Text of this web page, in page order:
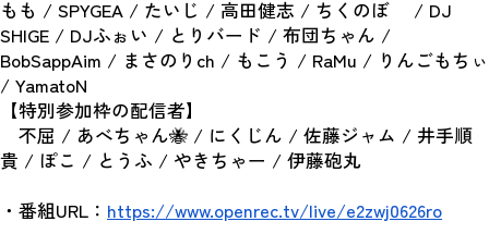
もも / SPYGEA / たいじ / 高田健志 / ちくのぼ 　/ DJ
SHIGE / DJふぉい / とりバード / 布団ちゃん /
BobSappAim / まさのりch / もこう / RaMu / りんごもちぃ
/ YamatoN
【特別参加枠の配信者】
不屈 / あべちゃん🐝 / にくじん / 佐藤ジャム / 井手順
貴 / ぽこ / とうふ / やきちゃー / 伊藤砲丸
・番組URL： https://www.openrec.tv/live/e2zwj0626ro